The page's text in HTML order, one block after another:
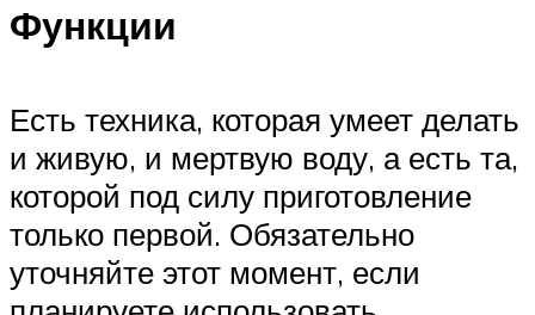
Функции
Есть техника, которая умеет делать
и живую, и мертвую воду, а есть та,
которой под силу приготовление
только первой. Обязательно
уточняйте этот момент, если